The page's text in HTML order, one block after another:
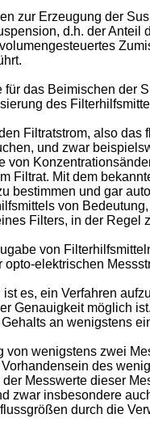
zur Erzeugung der
d.h. der
für das Beimischen der
des
Filtratstrom, also
und zwar
von
Filtrat. Mit dem
bestimmen und gar
von
Filters, in der Regel
von
elektrischen
es, ein Verfahren
Genauigkeit möglich
an wenigstens
von wenigstens zwei
des
Messwerte dieser
zwar insbesondere
durch die